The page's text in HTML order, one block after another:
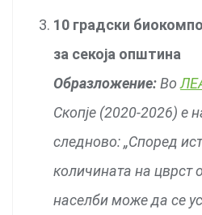
10 градски
за секоја општина
Образложение:Во
Скопје (2020-2026) е
следново: „Според
количината на цврст
населби може да се